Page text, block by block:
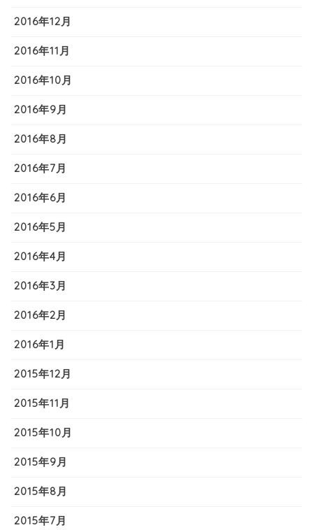
2016年12月
2016年11月
2016年10月
2016年9月
2016年8月
2016年7月
2016年6月
2016年5月
2016年4月
2016年3月
2016年2月
2016年1月
2015年12月
2015年11月
2015年10月
2015年9月
2015年8月
2015年7月